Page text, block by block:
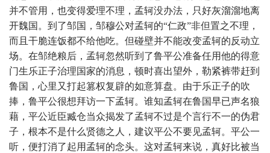
并不管用，也变得爱理不理，孟轲没办法，只好灰溜溜地离
开魏国。到了邹国，邹穆公对孟轲的“仁政”非但置之不理，
而且干脆连饭都不给他吃。但碰壁并不能改变孟轲的反动立
场。在邹绝粮后，孟轲忽然听到了鲁平公准备任用他的得意
门生乐正子治理国家的消息，顿时喜出望外，勒紧裤带赶到
鲁国，心里又打起篡权复辟的如意算盘。由于乐正子的吹
捧，鲁平公很想拜访一下孟轲。谁知孟轲在鲁国早已声名狼
藉，平公近臣臧仓当众揭发了孟轲不过是个言行不一的伪君
子，根本不是什么贤德之人，建议平公不要见孟轲。平公一
听，便打消了起用孟轲的念头。这对孟轲来说，真好比被当